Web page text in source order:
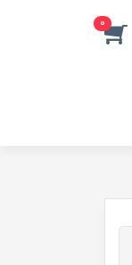
0